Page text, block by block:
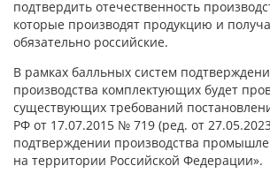
подтвердить отечественность
которые производят продукцию и
обязательно российские.
В рамках балльных систем
производства комплектующих будет
существующих требований
РФ от 17.07.2015 № 719 (ред. от
подтверждении производства
на территории Российской Федерации».